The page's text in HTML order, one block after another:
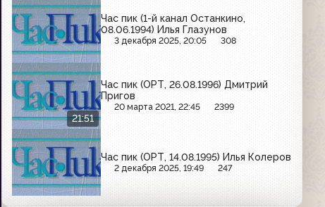
Час пик (1-й канал Останкино,
08.06.1994) Илья Глазунов
3 декабря 2025, 20:05 308
21:51
Час пик (ОРТ, 26.08.1996) Дмитрий
Пригов
20 марта 2021, 22:45 2399
Час пик (ОРТ, 14.08.1995) Илья Колеров
2 декабря 2025, 19:49 247